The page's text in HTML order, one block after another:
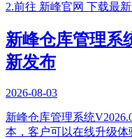
2.前往 新峰官网 下载最
新峰仓库管理系
新发布
2026-08-03
新峰仓库管理系统
本，客户可以在线升级